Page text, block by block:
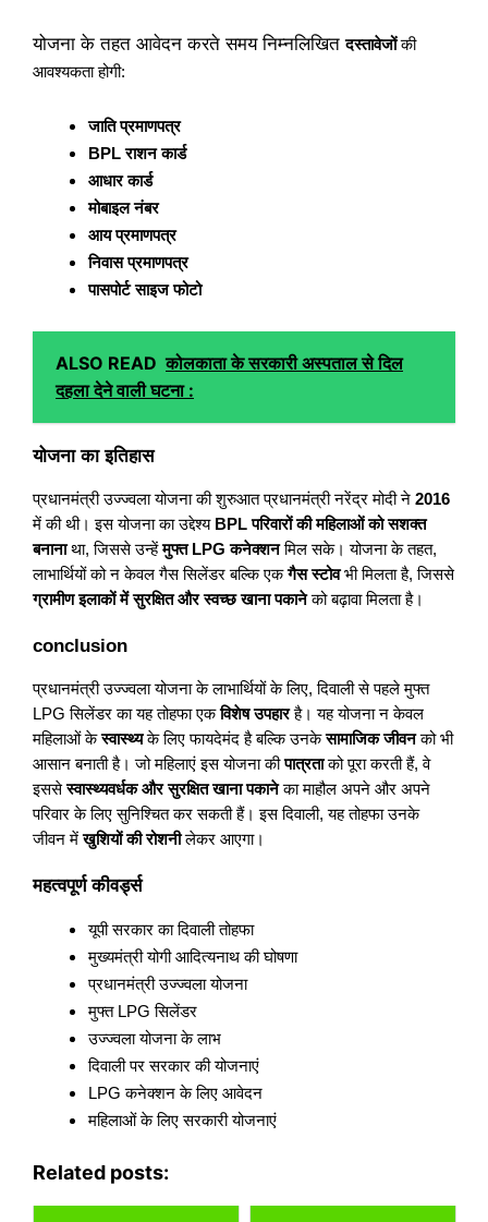
योजना के तहत आवेदन करते समय निम्नलिखितदस्तावेजोंकी
आवश्यकता होगी:
जाति प्रमाणपत्र
BPL राशन कार्ड
आधार कार्ड
मोबाइल नंबर
आय प्रमाणपत्र
निवास प्रमाणपत्र
पासपोर्ट साइज फोटो
ALSO READ कोलकाता के सरकारी अस्पताल से दिल
दहला देने वाली घटना :
योजना का इतिहास
प्रधानमंत्री उज्ज्वला योजना की शुरुआत प्रधानमंत्री नरेंद्र मोदी ने 2016
में की थी। इस योजना का उद्देश्य BPL परिवारों की महिलाओं को सशक्त
बनानाथा, जिससे उन्हेंमुफ्त LPG कनेक्शनमिल सके। योजना के तहत,
लाभार्थियों को न केवल गैस सिलेंडर बल्कि एकगैस स्टोवभी मिलता है, जिससे
ग्रामीण इलाकों में सुरक्षित और स्वच्छ खाना पकानेको बढ़ावा मिलता है।
conclusion
प्रधानमंत्री उज्ज्वला योजना के लाभार्थियों के लिए, दिवाली से पहले मुफ्त
LPG सिलेंडर का यह तोहफा एकविशेष उपहारहै। यह योजना न केवल
महिलाओं केस्वास्थ्यके लिए फायदेमंद है बल्कि उनकेसामाजिक जीवनको भी
आसान बनाती है। जो महिलाएं इस योजना कीपात्रताको पूरा करती हैं, वे
इससेस्वास्थ्यवर्धक और सुरक्षित खाना पकानेका माहौल अपने और अपने
परिवार के लिए सुनिश्चित कर सकती हैं। इस दिवाली, यह तोहफा उनके
जीवन मेंखुशियों की रोशनीलेकर आएगा।
महत्वपूर्ण कीवर्ड्स
यूपी सरकार का दिवाली तोहफा
मुख्यमंत्री योगी आदित्यनाथ की घोषणा
प्रधानमंत्री उज्ज्वला योजना
मुफ्त LPG सिलेंडर
उज्ज्वला योजना के लाभ
दिवाली पर सरकार की योजनाएं
LPG कनेक्शन के लिए आवेदन
महिलाओं के लिए सरकारी योजनाएं
Related posts: